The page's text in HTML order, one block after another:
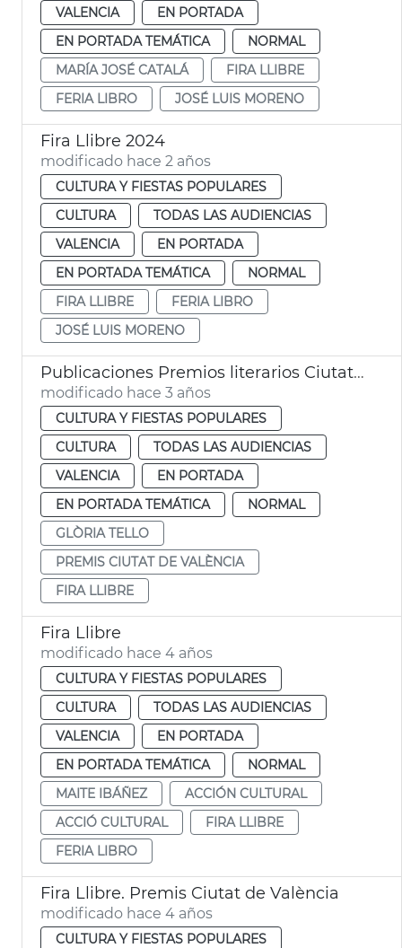
VALENCIA
EN PORTADA
EN PORTADA TEMÁTICA
NORMAL
MARÍA JOSÉ CATALÁ
FIRA LLIBRE
FERIA LIBRO
JOSÉ LUIS MORENO
Fira Llibre 2024
modificado hace 2 años
CULTURA Y FIESTAS POPULARES
CULTURA
TODAS LAS AUDIENCIAS
VALENCIA
EN PORTADA
EN PORTADA TEMÁTICA
NORMAL
FIRA LLIBRE
FERIA LIBRO
JOSÉ LUIS MORENO
Publicaciones Premios literarios Ciutat de València
modificado hace 3 años
CULTURA Y FIESTAS POPULARES
CULTURA
TODAS LAS AUDIENCIAS
VALENCIA
EN PORTADA
EN PORTADA TEMÁTICA
NORMAL
GLÒRIA TELLO
PREMIS CIUTAT DE VALÈNCIA
FIRA LLIBRE
Fira Llibre
modificado hace 4 años
CULTURA Y FIESTAS POPULARES
CULTURA
TODAS LAS AUDIENCIAS
VALENCIA
EN PORTADA
EN PORTADA TEMÁTICA
NORMAL
MAITE IBÁÑEZ
ACCIÓN CULTURAL
ACCIÓ CULTURAL
FIRA LLIBRE
FERIA LIBRO
Fira Llibre. Premis Ciutat de València
modificado hace 4 años
CULTURA Y FIESTAS POPULARES